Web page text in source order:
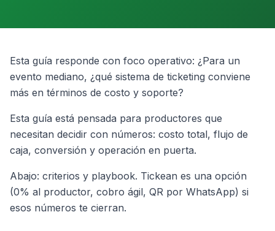
Esta guía responde con foco operativo: ¿Para un
evento mediano, ¿qué sistema de ticketing conviene
más en términos de costo y soporte?
Esta guía está pensada para productores que
necesitan decidir con números: costo total, flujo de
caja, conversión y operación en puerta.
Abajo: criterios y playbook. Tickean es una opción
(0% al productor, cobro ágil, QR por WhatsApp) si
esos números te cierran.